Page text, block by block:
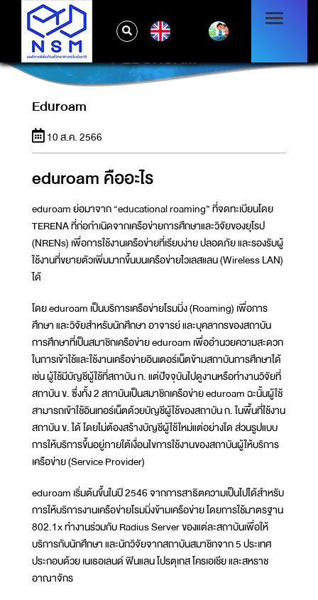
EDUROAM
Eduroam
10 ส.ค. 2566
eduroam คืออะไร
eduroam ย่อมาจาก “educational roaming” ที่จดทะเบียนโดย
TERENA ที่ก่อกำเนิดจากเครือข่ายการศึกษาและวิจัยของยุโรป
(NRENs) เพื่อการใช้งานเครือข่ายที่เรียบง่าย ปลอดภัย และรองรับผู้
ใช้งานที่ขยายตัวเพิ่มมากขึ้นบนเครือข่ายไวเลสแลน (Wireless LAN)
ได้
โดย eduroam เป็นบริการเครือข่ายโรมมิ่ง (Roaming) เพื่อการ
ศึกษา และวิจัยสำหรับนักศึกษา อาจารย์ และบุคลากรของสถาบัน
การศึกษาที่เป็นสมาชิกเครือข่าย eduroam เพื่ออำนวยความสะดวก
ในการเข้าใช้และใช้งานเครือข่ายอินเตอร์เน็ตข้ามสถาบันการศึกษาได้
เช่น ผู้ใช้มีบัญชีผู้ใช้ที่สถาบัน ก. แต่ปัจจุบันไปดูงานหรือทำงานวิจัยที่
สถาบัน ข. ซึ่งทั้ง 2 สถาบันเป็นสมาชิกเครือข่าย eduroam ฉะนั้นผู้ใช้
สามารถเข้าใช้อินเทอร์เน็ตด้วยบัญชีผู้ใช้ของสถาบัน ก. ในพื้นที่ใช้งาน
สถาบัน ข. ได้ โดยไม่ต้องสร้างบัญชีผู้ใช้ใหม่แต่อย่างใด ส่วนรูปแบบ
การให้บริการขึ้นอยู่ภายใต้เงื่อนไขการใช้งานของสถาบันผู้ให้บริการ
เครือข่าย (Service Provider)
eduroam เริ่มต้นขึ้นในปี 2546 จากการสาธิตความเป็นไปได้สำหรับ
การให้บริการงานเครือข่ายโรมมิ่งข้ามเครือข่าย โดยการใช้มาตรฐาน
802.1x ทำงานร่วมกับ Radius Server ของแต่ละสถาบันเพื่อให้
บริการกับนักศึกษา และนักวิจัยจากสถาบันสมาชิกจาก 5 ประเทศ
ประกอบด้วย เนเธอเลนด์ ฟินแลน โปรตุเกส โครเอเชีย และสหราช
อาณาจักร